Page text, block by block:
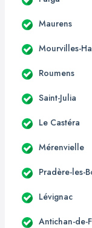
Maurens
Mourvilles-
Roumens
Saint-Julia
Le Castéra
Mérenvielle
Pradère-les-
Lévignac
Antichan-de-